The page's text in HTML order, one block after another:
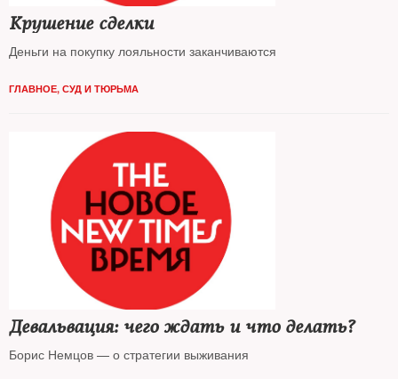
Крушение сделки
Деньги на покупку лояльности заканчиваются
ГЛАВНОЕ, СУД И ТЮРЬМА
Девальвация: чего ждать и что делать?
Борис Немцов — о стратегии выживания